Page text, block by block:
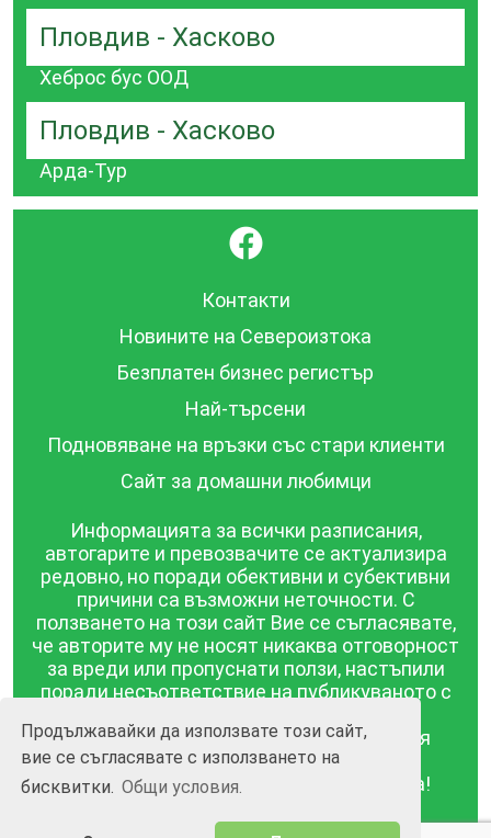
Продължавайки да използвате този сайт,
вие се съгласявате с използването на
бисквитки. Общи условия.
Пловдив - Хасково
Хеброс бус ООД
Пловдив - Хасково
Арда-Тур
}
Контакти
Новините на Североизтока
Безплатен бизнес регистър
Най-търсени
Подновяване на връзки със стари клиенти
Сайт за домашни любимци
Информацията за всички разписания,
автогарите и превозвачите се актуализира
редовно, но поради обективни и субективни
причини са възможни неточности. С
ползването на този сайт Вие се съгласявате,
че авторите му не носят никаква отговорност
за вреди или пропуснати ползи, настъпили
поради несъответствие на публикуваното с
публикувана в този сайт се предоставя
такава каквато е, без гаранция за
съответствието ѝ с действителността!
BGrazpisanie.com © 2008 - 2026, Всички права